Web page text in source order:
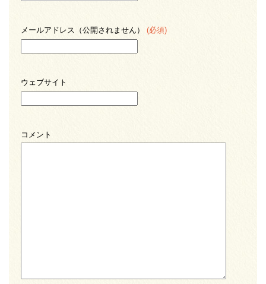
メールアドレス（公開されません） (必須)
ウェブサイト
コメント